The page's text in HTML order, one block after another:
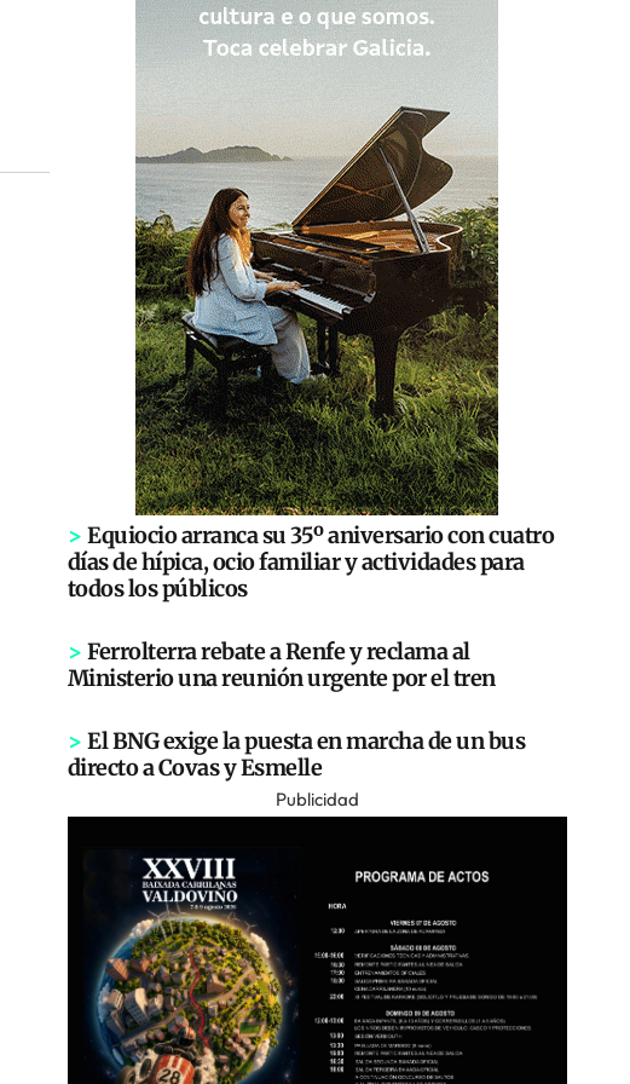
> Equiocio arranca su 35º aniversario con cuatro
días de hípica, ocio familiar y actividades para
todos los públicos
> Ferrolterra rebate a Renfe y reclama al
Ministerio una reunión urgente por el tren
> El BNG exige la puesta en marcha de un bus
directo a Covas y Esmelle
Publicidad